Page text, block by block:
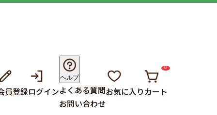
員登録ログイン
ヘルプ
よくある質問
お問い合わせ
お気に入りカート
0